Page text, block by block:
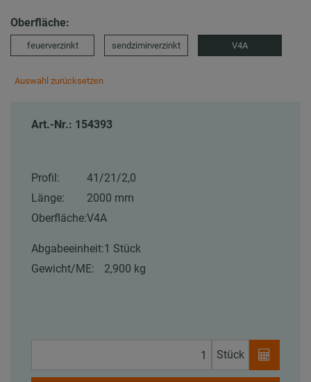
Oberfläche:
feuerverzinkt sendzimirverzinkt V4A
Auswahl zurücksetzen
Art.-Nr.: 154393
Profil:
41/21/2,0
Länge:
2000 mm
Oberfläche:V4A
Abgabeeinheit:1 Stück
Gewicht/ME:
2,900 kg
Stück